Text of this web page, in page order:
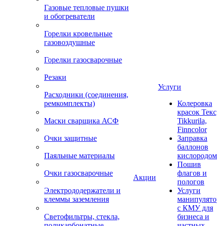
Газовые тепловые пушки
и обогреватели
Горелки кровельные
газовоздушные
Горелки газосварочные
Резаки
Расходники (соединения,
ремкомплекты)
Маски сварщика АСФ
Очки защитные
Паяльные материалы
Очки газосварочные
Электрододержатели и
клеммы заземления
Светофильтры, стекла,
Акции
Услуги
Колеровка
красок
Tikkurila,
Finncolor
Заправка
баллонов
кислородом
Пошив
флагов и
пологов
Услуги
с КМУ для
бизнеса и